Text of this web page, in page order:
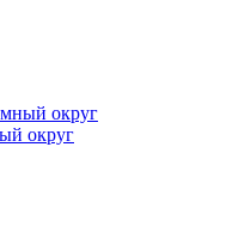
округ
округ